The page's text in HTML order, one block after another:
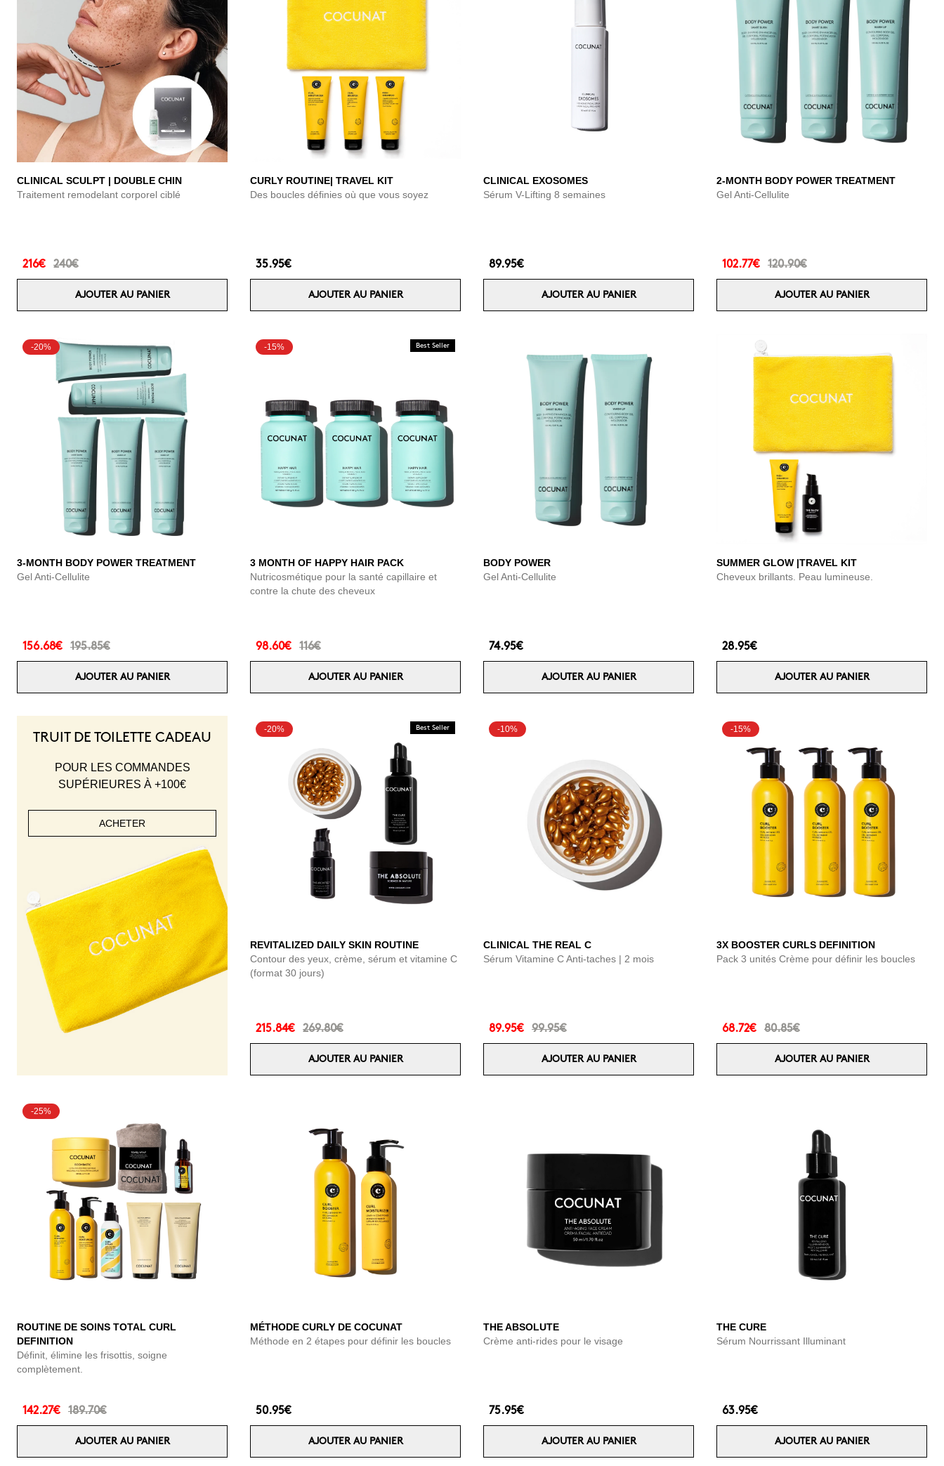
CLINICAL SCULPT | DOUBLE CHIN
Traitement remodelant corporel ciblé
216€ 240€
AJOUTER AU PANIER
CURLY ROUTINE| TRAVEL KIT
Des boucles définies où que vous soyez
35.95€
AJOUTER AU PANIER
CLINICAL EXOSOMES
Sérum V-Lifting 8 semaines
89.95€
AJOUTER AU PANIER
2-MONTH BODY POWER TREATMENT
Gel Anti-Cellulite
102.77€ 120.90€
AJOUTER AU PANIER
-20%
3-MONTH BODY POWER TREATMENT
Gel Anti-Cellulite
156.68€ 195.85€
AJOUTER AU PANIER
-15% Best Seller
3 MONTH OF HAPPY HAIR PACK
Nutricosmétique pour la santé capillaire et
contre la chute des cheveux
98.60€ 116€
AJOUTER AU PANIER
BODY POWER
Gel Anti-Cellulite
74.95€
AJOUTER AU PANIER
SUMMER GLOW |TRAVEL KIT
Cheveux brillants. Peau lumineuse.
28.95€
AJOUTER AU PANIER
TRUIT DE TOILETTE CADEAU
POUR LES COMMANDES
SUPÉRIEURES À +100€
ACHETER
-20% Best Seller
REVITALIZED DAILY SKIN ROUTINE
Contour des yeux, crème, sérum et vitamine C
(format 30 jours)
215.84€ 269.80€
AJOUTER AU PANIER
-10%
CLINICAL THE REAL C
Sérum Vitamine C Anti-taches | 2 mois
89.95€ 99.95€
AJOUTER AU PANIER
-15%
3X BOOSTER CURLS DEFINITION
Pack 3 unités Crème pour définir les boucles
68.72€ 80.85€
AJOUTER AU PANIER
-25%
ROUTINE DE SOINS TOTAL CURL
DEFINITION
Définit, élimine les frisottis, soigne
complètement.
142.27€ 189.70€
AJOUTER AU PANIER
MÉTHODE CURLY DE COCUNAT
Méthode en 2 étapes pour définir les boucles
50.95€
AJOUTER AU PANIER
THE ABSOLUTE
Crème anti-rides pour le visage
75.95€
AJOUTER AU PANIER
THE CURE
Sérum Nourrissant Illuminant
63.95€
AJOUTER AU PANIER